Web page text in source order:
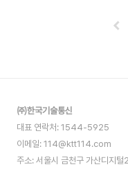
됩니다
들어
부담
같아
방법
대신
안내를
㈜한국기술통신
대표 연락처: 1544-5925
이메일: 114@ktt114.com
주소: 서울시 금천구 가산디지